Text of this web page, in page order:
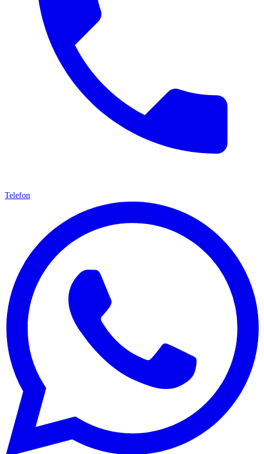
Telefon